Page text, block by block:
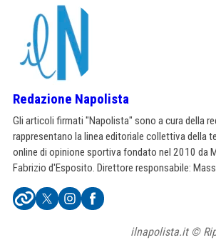
Redazione Napolista
Gli articoli firmati "Napolista" sono a cura della
rappresentano la linea editoriale collettiva della
online di opinione sportiva fondato nel 2010 da
Fabrizio d'Esposito. Direttore responsabile:
ilnapolista.it ©